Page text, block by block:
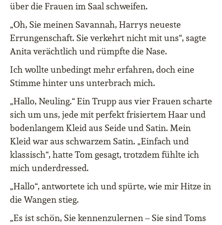
über die Frauen im Saal schweifen.
„Oh, Sie meinen Savannah, Harrys neueste
Errungenschaft. Sie verkehrt nicht mit uns“, sagte
Anita verächtlich und rümpfte die Nase.
Ich wollte unbedingt mehr erfahren, doch eine
Stimme hinter uns unterbrach mich.
„Hallo, Neuling.“ Ein Trupp aus vier Frauen scharte
sich um uns, jede mit perfekt frisiertem Haar und
bodenlangem Kleid aus Seide und Satin. Mein
Kleid war aus schwarzem Satin. „Einfach und
klassisch“, hatte Tom gesagt, trotzdem fühlte ich
mich underdressed.
„Hallo“, antwortete ich und spürte, wie mir Hitze in
die Wangen stieg.
„Es ist schön, Sie kennenzulernen – Sie sind Toms